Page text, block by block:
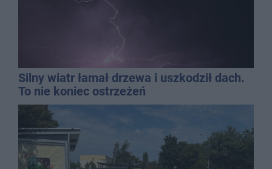
Silny wiatr łamał drzewa i uszkodził dach.
To nie koniec ostrzeżeń